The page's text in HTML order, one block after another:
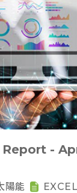
-
陽能 EXCEL